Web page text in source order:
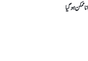
ہو گیا